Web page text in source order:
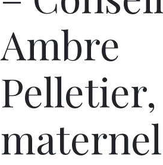
Ambre
maternel